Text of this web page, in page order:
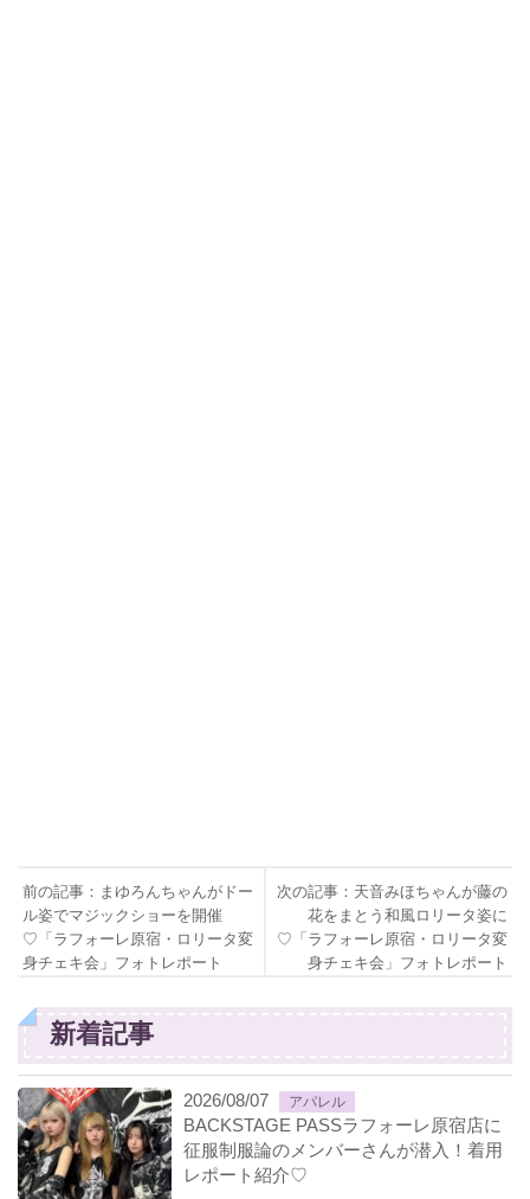
前の記事：まゆろんちゃんがドー
ル姿でマジックショーを開催
♡「ラフォーレ原宿・ロリータ変
身チェキ会」フォトレポート
次の記事：天音みほちゃんが藤の
花をまとう和風ロリータ姿に
♡「ラフォーレ原宿・ロリータ変
身チェキ会」フォトレポート
新着記事
2026/08/07 アパレル
BACKSTAGE PASSラフォーレ原宿店に
征服制服論のメンバーさんが潜入！着用
レポート紹介♡